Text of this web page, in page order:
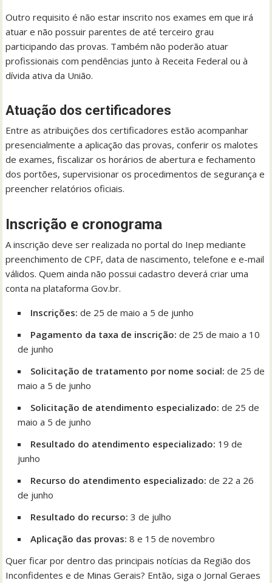
Outro requisito é não estar inscrito nos exames em que irá
atuar e não possuir parentes de até terceiro grau
participando das provas. Também não poderão atuar
profissionais com pendências junto à Receita Federal ou à
dívida ativa da União.
Atuação dos certificadores
Entre as atribuições dos certificadores estão acompanhar
presencialmente a aplicação das provas, conferir os malotes
de exames, fiscalizar os horários de abertura e fechamento
dos portões, supervisionar os procedimentos de segurança e
preencher relatórios oficiais.
Inscrição e cronograma
A inscrição deve ser realizada no portal do Inep mediante
preenchimento de CPF, data de nascimento, telefone e e-mail
válidos. Quem ainda não possui cadastro deverá criar uma
conta na plataforma Gov.br.
Inscrições: de 25 de maio a 5 de junho
Pagamento da taxa de inscrição:de 25 de maio a 10
de junho
Solicitação de tratamento por nome social: de 25 de
maio a 5 de junho
Solicitação de atendimento especializado: de 25 de
maio a 5 de junho
Resultado do atendimento especializado: 19 de
junho
Recurso do atendimento especializado:de 22 a 26
de junho
Resultado do recurso: 3 de julho
Aplicação das provas: 8 e 15 de novembro
Quer ficar por dentro das principais notícias da Região dos
Inconfidentes e de Minas Gerais? Então, siga o Jornal Geraes